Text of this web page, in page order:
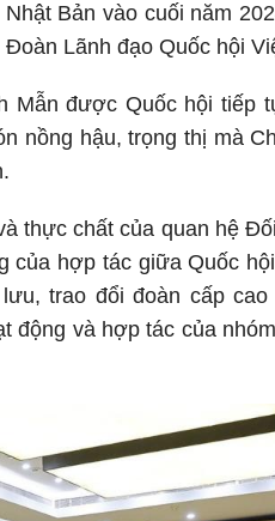
Bản vào cuối năm
Lãnh đạo Quốc hội
Mẫn được Quốc hội tiếp
nồng hậu, trọng thị mà
thực chất của quan hệ
của hợp tác giữa Quốc
trao đổi đoàn cấp
động và hợp tác của